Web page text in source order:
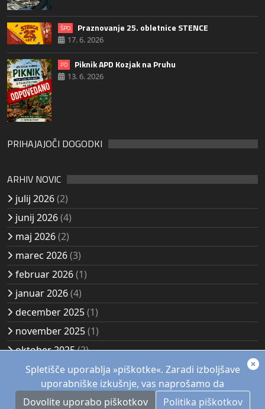
ŠPO Praznovanje 25. obletnice STENCE
17. 6. 2026
PD Piknik APD Kozjak na Pruhu
13. 6. 2026
PRIHAJAJOČI DOGODKI
ARHIV NOVIC
julij 2026(2)
junij 2026(4)
maj 2026(2)
marec 2026(3)
februar 2026(1)
januar 2026(4)
december 2025(1)
november 2025(1)
oktober 2025(2)
avgust 2025(2)
Spletišče uporablja »piškotke«. Zaradi izboljšave
uporabniške izkušnje, vas naprošamo da
Dovolite uporabo piškotkov
Politika piškotkov